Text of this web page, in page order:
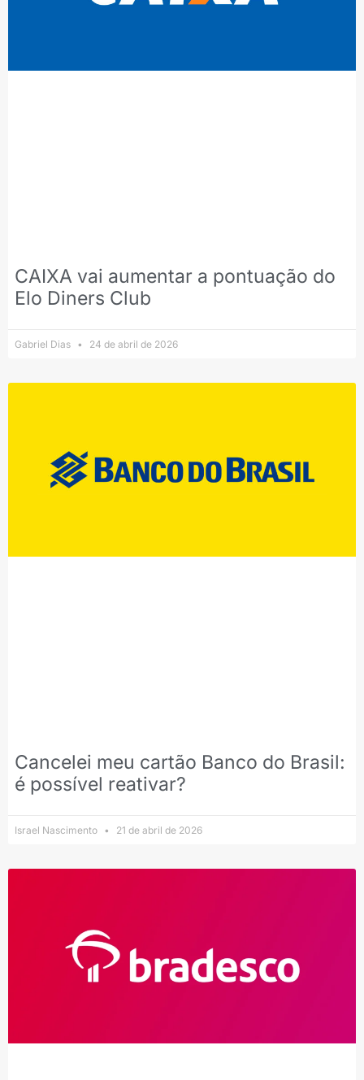
CAIXA vai aumentar a pontuação do
Elo Diners Club
Gabriel Dias 24 de abril de 2026
Cancelei meu cartão Banco do Brasil:
é possível reativar?
Israel Nascimento 21 de abril de 2026